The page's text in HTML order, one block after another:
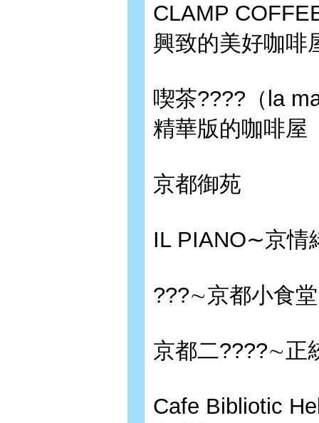
CLAMP
興致的美好咖啡
喫茶????（la
精華版的咖啡屋
京都御苑
IL PIANO∼京情
???∼京都小食
京都二????∼正
Cafe Bibliotic